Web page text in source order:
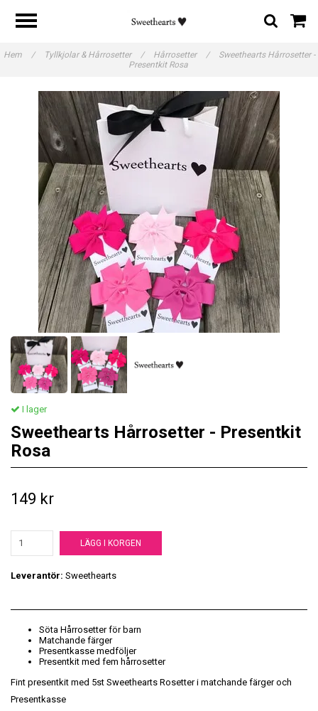
Hem / Tyllkjolar & Hårrosetter / Hårrosetter /
Sweethearts Hårrosetter -
Presentkit Rosa
I lager
Sweethearts Hårrosetter - Presentkit
Rosa
149 kr
LÄGG I KORGEN
Leverantör: Sweethearts
Söta Hårrosetter för barn
Matchande färger
Presentkasse medföljer
Presentkit med fem hårrosetter
Fint presentkit med 5st Sweethearts Rosetter i matchande färger och
Presentkasse